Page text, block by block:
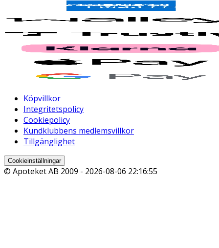
Köpvillkor
Integritetspolicy
Cookiepolicy
Kundklubbens medlemsvillkor
Tillgänglighet
Cookieinställningar
© Apoteket AB 2009 - 2026-08-06 22:16:55